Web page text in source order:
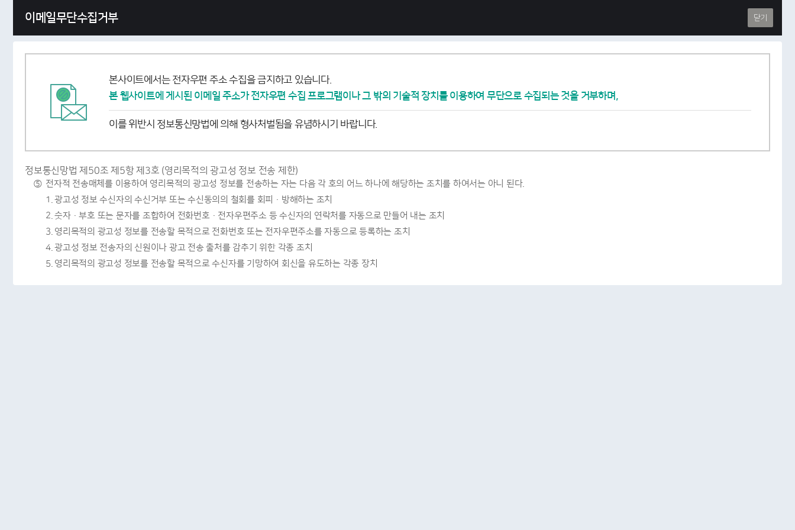
이메일무단수집거부 닫기
본사이트에서는 전자우편 주소 수집을 금지하고 있습니다.
본 웹사이트에 게시된 이메일 주소가 전자우편 수집 프로그램이나 그 밖의 기술적 장치를 이용하여 무단으로 수집되는 것을 거부하며,
이를 위반시 정보통신망법에 의해 형사처벌됨을 유념하시기 바랍니다.
정보통신망법 제50조 제5항 제3호 (영리목적의 광고성 정보 전송 제한)
⑤ 전자적 전송매체를 이용하여 영리목적의 광고성 정보를 전송하는 자는 다음 각 호의 어느 하나에 해당하는 조치를 하여서는 아니 된다.
1. 광고성 정보 수신자의 수신거부 또는 수신동의의 철회를 회피·방해하는 조치
2. 숫자·부호 또는 문자를 조합하여 전화번호·전자우편주소 등 수신자의 연락처를 자동으로 만들어 내는 조치
3. 영리목적의 광고성 정보를 전송할 목적으로 전화번호 또는 전자우편주소를 자동으로 등록하는 조치
4. 광고성 정보 전송자의 신원이나 광고 전송 출처를 감추기 위한 각종 조치
5. 영리목적의 광고성 정보를 전송할 목적으로 수신자를 기망하여 회신을 유도하는 각종 장치